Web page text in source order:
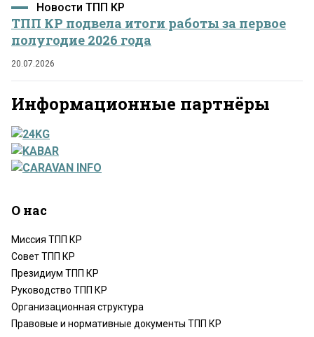
Новости ТПП КР
ТПП КР подвела итоги работы за первое
полугодие 2026 года
20.07.2026
Информационные партнёры
О нас
Миссия ТПП КР
Совет ТПП КР
Президиум ТПП КР
Руководство ТПП КР
Организационная структура
Правовые и нормативные документы ТПП КР